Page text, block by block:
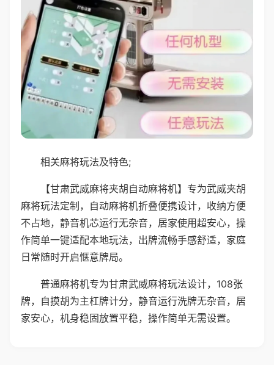
相关麻将玩法及特色;
【甘肃武威麻将夹胡自动麻将机】专为武威夹胡
麻将玩法定制，自动麻将机折叠便携设计，收纳方便
不占地，静音机芯运行无杂音，居家使用超安心，操
作简单一键适配本地玩法，出牌流畅手感舒适，家庭
日常随时开启惬意牌局。
普通麻将机专为甘肃武威麻将玩法设计，108张
牌，自摸胡为主杠牌计分，静音运行洗牌无杂音，居
家安心，机身稳固放置平稳，操作简单无需设置。